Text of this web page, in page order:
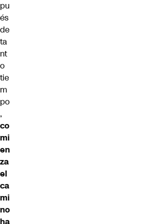
pu
és
de
ta
nt
o
tie
m
po
,
co
mi
en
za
el
ca
mi
no
ha